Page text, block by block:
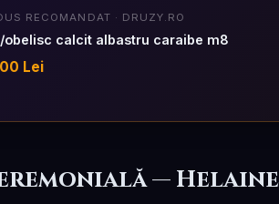
RECOMANDAT · DRUZY.RO
obelisc calcit albastru caraibe m8
Lei
—